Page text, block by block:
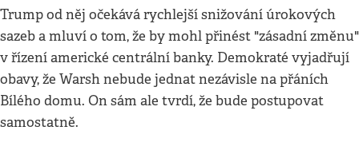
Trump od něj očekává rychlejší snižování úrokových
sazeb a mluví o tom, že by mohl přinést "zásadní změnu"
v řízení americké centrální banky. Demokraté vyjadřují
obavy, že Warsh nebude jednat nezávisle na přáních
Bílého domu. On sám ale tvrdí, že bude postupovat
samostatně.